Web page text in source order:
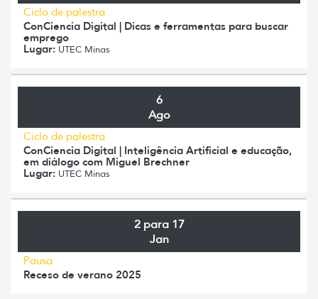
Ciclo de palestra
ConCiencia Digital | Dicas e ferramentas para buscar
emprego
Lugar: UTEC Minas
6
Ago
Ciclo de palestra
ConCiencia Digital | Inteligência Artificial e educação,
em diálogo com Miguel Brechner
Lugar: UTEC Minas
2 para 17
Jan
Pausa
Receso de verano 2025